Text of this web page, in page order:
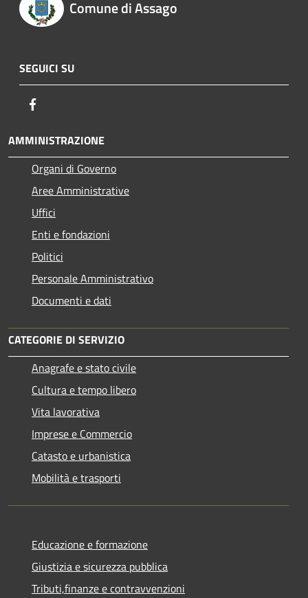
Comune di Assago
SEGUICI SU
AMMINISTRAZIONE
Organi di Governo
Aree Amministrative
Uffici
Enti e fondazioni
Politici
Personale Amministrativo
Documenti e dati
CATEGORIE DI SERVIZIO
Anagrafe e stato civile
Cultura e tempo libero
Vita lavorativa
Imprese e Commercio
Catasto e urbanistica
Mobilità e trasporti
Educazione e formazione
Giustizia e sicurezza pubblica
Tributi,finanze e contravvenzioni